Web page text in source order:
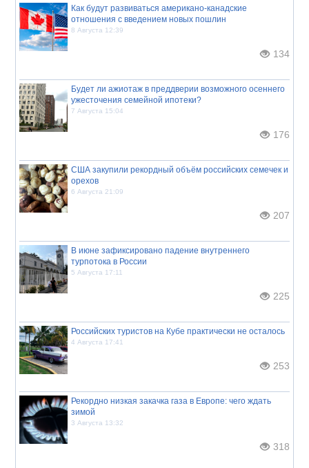
Как будут развиваться американо-канадские
отношения с введением новых пошлин
8 Августа 12:39
134
Будет ли ажиотаж в преддверии возможного осеннего
ужесточения семейной ипотеки?
7 Августа 15:04
176
США закупили рекордный объём российских семечек и
орехов
6 Августа 21:09
207
В июне зафиксировано падение внутреннего
турпотока в России
5 Августа 17:11
225
Российских туристов на Кубе практически не осталось
4 Августа 17:41
253
Рекордно низкая закачка газа в Европе: чего ждать
зимой
3 Августа 13:32
318